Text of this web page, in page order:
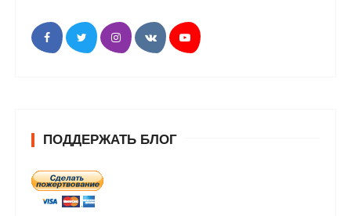
ПОДДЕРЖАТЬ БЛОГ